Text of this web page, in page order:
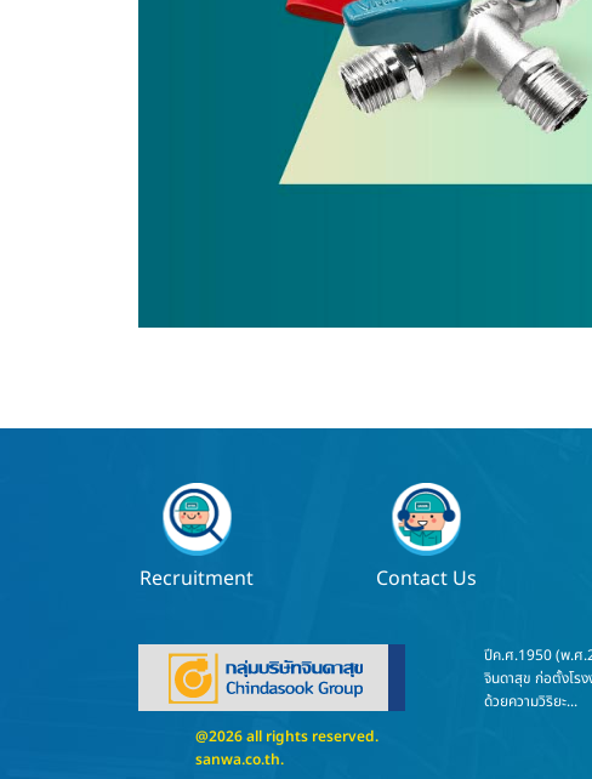
Recruitment Contact Us
ปีค.ศ.1950 (พ.ศ
จินดาสุข ก่อตั้งโร
ด้วยความวิริยะ...
@2026 all rights reserved.
sanwa.co.th.